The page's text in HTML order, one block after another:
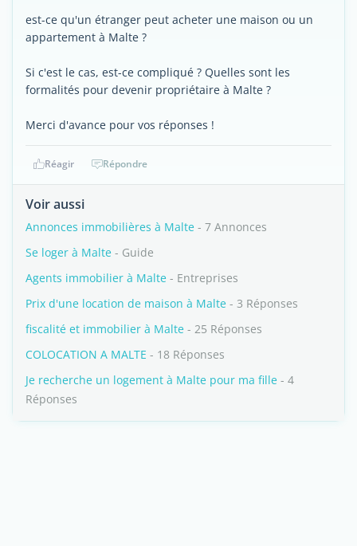
est-ce qu'un étranger peut acheter une maison ou un
appartement à Malte ?
Si c'est le cas, est-ce compliqué ? Quelles sont les
formalités pour devenir propriétaire à Malte ?
Merci d'avance pour vos réponses !
Réagir Répondre
Voir aussi
Annonces immobilières à Malte - 7 Annonces
Se loger à Malte - Guide
Agents immobilier à Malte - Entreprises
Prix d'une location de maison à Malte - 3 Réponses
fiscalité et immobilier à Malte - 25 Réponses
COLOCATION A MALTE - 18 Réponses
Je recherche un logement à Malte pour ma fille - 4
Réponses